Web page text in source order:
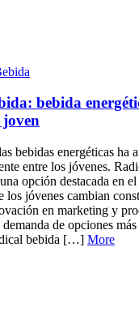
bebida
joven
bebidas energéticas ha
entre los jóvenes.
opción destacada en
los jóvenes cambian
en marketing y
de opciones
bebida […] More